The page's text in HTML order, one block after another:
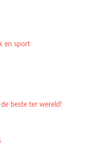
en sport
beste ter wereld!